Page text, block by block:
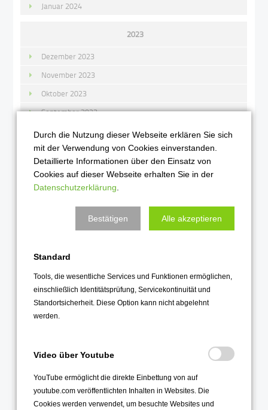
Januar 2024
2023
Dezember 2023
November 2023
Oktober 2023
September 2023
August 2023
Juli 2023
Mai 2023
April 2023
Januar 2023
2022
Dezember 2022
Juli 2022
Durch die Nutzung dieser Webseite erklären Sie sich
mit der Verwendung von Cookies einverstanden.
Detaillierte Informationen über den Einsatz von
Cookies auf dieser Webseite erhalten Sie in der
Datenschutzerklärung
Bestätigen Alle akzeptieren
Standard
Tools, die wesentliche Services und Funktionen ermöglichen,
einschließlich Identitätsprüfung, Servicekontinuität und
Standortsicherheit. Diese Option kann nicht abgelehnt
werden.
Video über Youtube
YouTube ermöglicht die direkte Einbettung von auf
youtube.com veröffentlichten Inhalten in Websites. Die
Cookies werden verwendet, um besuchte Websites und